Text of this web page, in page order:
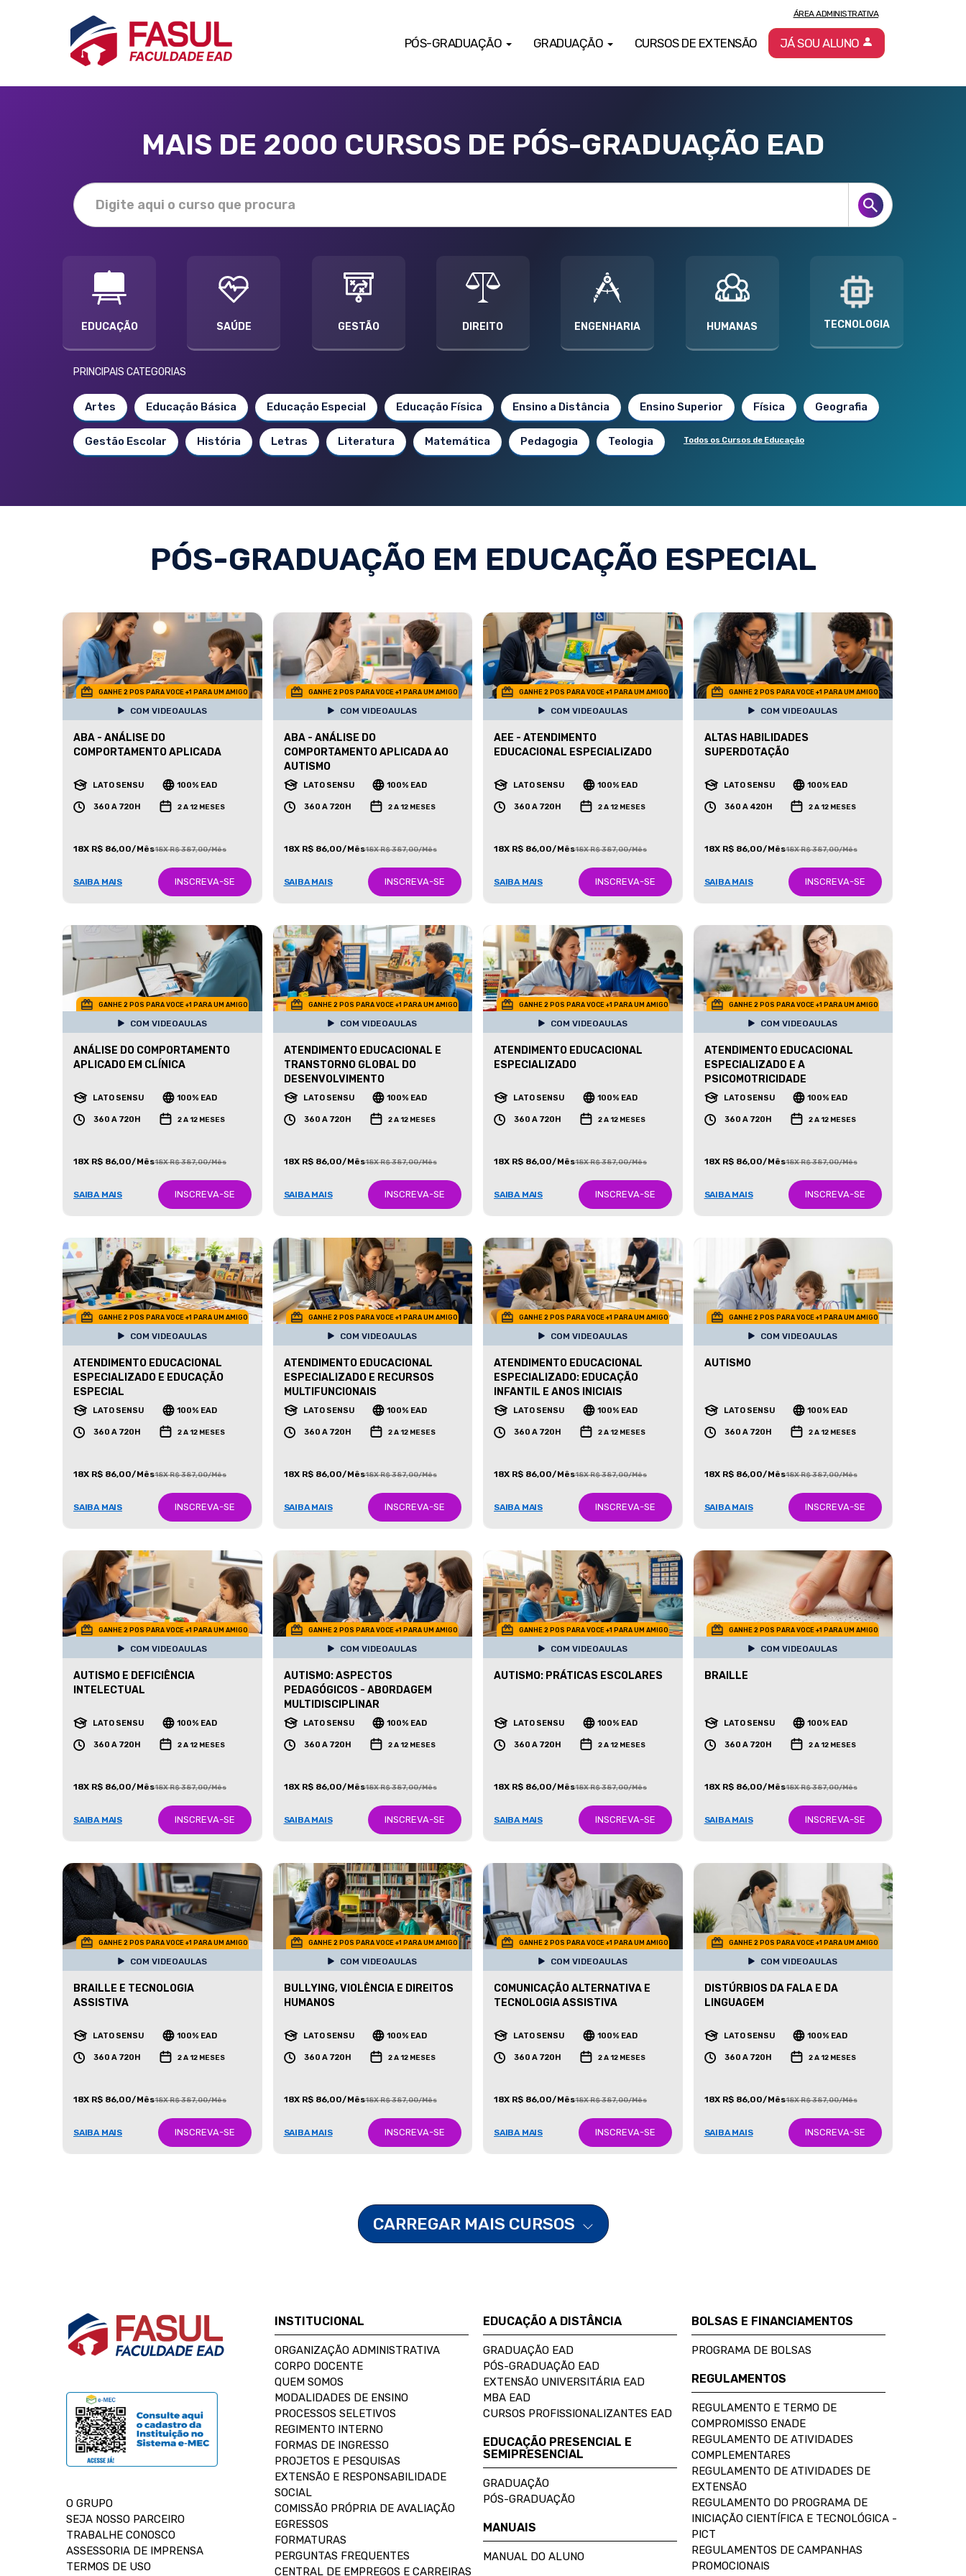
PÓS-GRADUAÇÃO GRADUAÇÃO CURSOS DE EXTENSÃO
ÁREA ADMINISTRATIVA
JÁ SOU ALUNO
MAIS DE 2000 CURSOS DE PÓS-GRADUAÇÃO EAD
EDUCAÇÃO SAÚDE GESTÃO DIREITO ENGENHARIA HUMANAS TECNOLOGIA
PRINCIPAIS CATEGORIAS
Artes Educação Básica Educação Especial Educação Física Ensino a Distância Ensino Superior Física Geografia
Gestão Escolar História Letras Literatura Matemática Pedagogia Teologia Todos os Cursos de Educação
PÓS-GRADUAÇÃO EM EDUCAÇÃO ESPECIAL
GANHE 2 POS PARA VOCE +1 PARA UM AMIGO
COM VIDEOAULAS
ABA - ANÁLISE DO
COMPORTAMENTO APLICADA
LATO SENSU 100% EAD
360 A 720H 2 A 12 MESES
18X R$ 86,00/Mês18X R$ 387,00/Mês
SAIBA MAIS INSCREVA-SE
GANHE 2 POS PARA VOCE +1 PARA UM AMIGO
COM VIDEOAULAS
ABA - ANÁLISE DO
COMPORTAMENTO APLICADA AO
AUTISMO
LATO SENSU 100% EAD
360 A 720H 2 A 12 MESES
18X R$ 86,00/Mês18X R$ 387,00/Mês
SAIBA MAIS INSCREVA-SE
GANHE 2 POS PARA VOCE +1 PARA UM AMIGO
COM VIDEOAULAS
AEE - ATENDIMENTO
EDUCACIONAL ESPECIALIZADO
LATO SENSU 100% EAD
360 A 720H 2 A 12 MESES
18X R$ 86,00/Mês18X R$ 387,00/Mês
SAIBA MAIS INSCREVA-SE
GANHE 2 POS PARA VOCE +1 PARA UM AMIGO
COM VIDEOAULAS
ALTAS HABILIDADES
SUPERDOTAÇÃO
LATO SENSU 100% EAD
360 A 420H 2 A 12 MESES
18X R$ 86,00/Mês18X R$ 387,00/Mês
SAIBA MAIS INSCREVA-SE
GANHE 2 POS PARA VOCE +1 PARA UM AMIGO
COM VIDEOAULAS
ANÁLISE DO COMPORTAMENTO
APLICADO EM CLÍNICA
LATO SENSU 100% EAD
360 A 720H 2 A 12 MESES
18X R$ 86,00/Mês18X R$ 387,00/Mês
SAIBA MAIS INSCREVA-SE
GANHE 2 POS PARA VOCE +1 PARA UM AMIGO
COM VIDEOAULAS
ATENDIMENTO EDUCACIONAL E
TRANSTORNO GLOBAL DO
DESENVOLVIMENTO
LATO SENSU 100% EAD
360 A 720H 2 A 12 MESES
18X R$ 86,00/Mês18X R$ 387,00/Mês
SAIBA MAIS INSCREVA-SE
GANHE 2 POS PARA VOCE +1 PARA UM AMIGO
COM VIDEOAULAS
ATENDIMENTO EDUCACIONAL
ESPECIALIZADO
LATO SENSU 100% EAD
360 A 720H 2 A 12 MESES
18X R$ 86,00/Mês18X R$ 387,00/Mês
SAIBA MAIS INSCREVA-SE
GANHE 2 POS PARA VOCE +1 PARA UM AMIGO
COM VIDEOAULAS
ATENDIMENTO EDUCACIONAL
ESPECIALIZADO E A
PSICOMOTRICIDADE
LATO SENSU 100% EAD
360 A 720H 2 A 12 MESES
18X R$ 86,00/Mês18X R$ 387,00/Mês
SAIBA MAIS INSCREVA-SE
GANHE 2 POS PARA VOCE +1 PARA UM AMIGO
COM VIDEOAULAS
ATENDIMENTO EDUCACIONAL
ESPECIALIZADO E EDUCAÇÃO
ESPECIAL
LATO SENSU 100% EAD
360 A 720H 2 A 12 MESES
18X R$ 86,00/Mês18X R$ 387,00/Mês
SAIBA MAIS INSCREVA-SE
GANHE 2 POS PARA VOCE +1 PARA UM AMIGO
COM VIDEOAULAS
ATENDIMENTO EDUCACIONAL
ESPECIALIZADO E RECURSOS
MULTIFUNCIONAIS
LATO SENSU 100% EAD
360 A 720H 2 A 12 MESES
18X R$ 86,00/Mês18X R$ 387,00/Mês
SAIBA MAIS INSCREVA-SE
GANHE 2 POS PARA VOCE +1 PARA UM AMIGO
COM VIDEOAULAS
ATENDIMENTO EDUCACIONAL
ESPECIALIZADO: EDUCAÇÃO
INFANTIL E ANOS INICIAIS
LATO SENSU 100% EAD
360 A 720H 2 A 12 MESES
18X R$ 86,00/Mês18X R$ 387,00/Mês
SAIBA MAIS INSCREVA-SE
GANHE 2 POS PARA VOCE +1 PARA UM AMIGO
COM VIDEOAULAS
AUTISMO
LATO SENSU 100% EAD
360 A 720H 2 A 12 MESES
18X R$ 86,00/Mês18X R$ 387,00/Mês
SAIBA MAIS INSCREVA-SE
GANHE 2 POS PARA VOCE +1 PARA UM AMIGO
COM VIDEOAULAS
AUTISMO E DEFICIÊNCIA
INTELECTUAL
LATO SENSU 100% EAD
360 A 720H 2 A 12 MESES
18X R$ 86,00/Mês18X R$ 387,00/Mês
SAIBA MAIS INSCREVA-SE
GANHE 2 POS PARA VOCE +1 PARA UM AMIGO
COM VIDEOAULAS
AUTISMO: ASPECTOS
PEDAGÓGICOS - ABORDAGEM
MULTIDISCIPLINAR
LATO SENSU 100% EAD
360 A 720H 2 A 12 MESES
18X R$ 86,00/Mês18X R$ 387,00/Mês
SAIBA MAIS INSCREVA-SE
GANHE 2 POS PARA VOCE +1 PARA UM AMIGO
COM VIDEOAULAS
AUTISMO: PRÁTICAS ESCOLARES
LATO SENSU 100% EAD
360 A 720H 2 A 12 MESES
18X R$ 86,00/Mês18X R$ 387,00/Mês
SAIBA MAIS INSCREVA-SE
GANHE 2 POS PARA VOCE +1 PARA UM AMIGO
COM VIDEOAULAS
BRAILLE
LATO SENSU 100% EAD
360 A 720H 2 A 12 MESES
18X R$ 86,00/Mês18X R$ 387,00/Mês
SAIBA MAIS INSCREVA-SE
GANHE 2 POS PARA VOCE +1 PARA UM AMIGO
COM VIDEOAULAS
BRAILLE E TECNOLOGIA
ASSISTIVA
LATO SENSU 100% EAD
360 A 720H 2 A 12 MESES
18X R$ 86,00/Mês18X R$ 387,00/Mês
SAIBA MAIS INSCREVA-SE
GANHE 2 POS PARA VOCE +1 PARA UM AMIGO
COM VIDEOAULAS
BULLYING, VIOLÊNCIA E DIREITOS
HUMANOS
LATO SENSU 100% EAD
360 A 720H 2 A 12 MESES
18X R$ 86,00/Mês18X R$ 387,00/Mês
SAIBA MAIS INSCREVA-SE
GANHE 2 POS PARA VOCE +1 PARA UM AMIGO
COM VIDEOAULAS
COMUNICAÇÃO ALTERNATIVA E
TECNOLOGIA ASSISTIVA
LATO SENSU 100% EAD
360 A 720H 2 A 12 MESES
18X R$ 86,00/Mês18X R$ 387,00/Mês
SAIBA MAIS INSCREVA-SE
GANHE 2 POS PARA VOCE +1 PARA UM AMIGO
COM VIDEOAULAS
DISTÚRBIOS DA FALA E DA
LINGUAGEM
LATO SENSU 100% EAD
360 A 720H 2 A 12 MESES
18X R$ 86,00/Mês18X R$ 387,00/Mês
SAIBA MAIS INSCREVA-SE
CARREGAR MAIS CURSOS
O GRUPO
SEJA NOSSO PARCEIRO
TRABALHE CONOSCO
ASSESSORIA DE IMPRENSA
TERMOS DE USO
INSTITUCIONAL
ORGANIZAÇÃO ADMINISTRATIVA
CORPO DOCENTE
QUEM SOMOS
MODALIDADES DE ENSINO
PROCESSOS SELETIVOS
REGIMENTO INTERNO
FORMAS DE INGRESSO
PROJETOS E PESQUISAS
EXTENSÃO E RESPONSABILIDADE
SOCIAL
COMISSÃO PRÓPRIA DE AVALIAÇÃO
EGRESSOS
FORMATURAS
PERGUNTAS FREQUENTES
CENTRAL DE EMPREGOS E CARREIRAS
EDUCAÇÃO A DISTÂNCIA
GRADUAÇÃO EAD
PÓS-GRADUAÇÃO EAD
EXTENSÃO UNIVERSITÁRIA EAD
MBA EAD
CURSOS PROFISSIONALIZANTES EAD
EDUCAÇÃO PRESENCIAL E
SEMIPRESENCIAL
GRADUAÇÃO
PÓS-GRADUAÇÃO
MANUAIS
MANUAL DO ALUNO
BOLSAS E FINANCIAMENTOS
PROGRAMA DE BOLSAS
REGULAMENTOS
REGULAMENTO E TERMO DE
COMPROMISSO ENADE
REGULAMENTO DE ATIVIDADES
COMPLEMENTARES
REGULAMENTO DE ATIVIDADES DE
EXTENSÃO
REGULAMENTO DO PROGRAMA DE
INICIAÇÃO CIENTÍFICA E TECNOLÓGICA -
PICT
REGULAMENTOS DE CAMPANHAS
PROMOCIONAIS